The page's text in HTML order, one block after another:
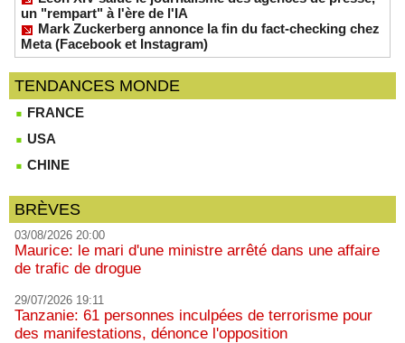
un "rempart" à l'ère de l'IA
Mark Zuckerberg annonce la fin du fact-checking chez
Meta (Facebook et Instagram)
TENDANCES MONDE
FRANCE
USA
CHINE
BRÈVES
03/08/2026 20:00
Maurice: le mari d'une ministre arrêté dans une affaire
de trafic de drogue
29/07/2026 19:11
Tanzanie: 61 personnes inculpées de terrorisme pour
des manifestations, dénonce l'opposition